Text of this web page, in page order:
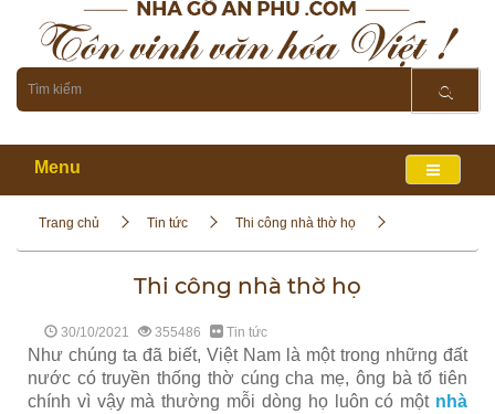
Menu
Trang chủ Tin tức Thi công nhà thờ họ
Thi công nhà thờ họ
30/10/2021 355486 Tin tức
Như chúng ta đã biết, Việt Nam là một trong những đất
nước có truyền thống thờ cúng cha mẹ, ông bà tổ tiên
chính vì vậy mà thường mỗi dòng họ luôn có một nhà